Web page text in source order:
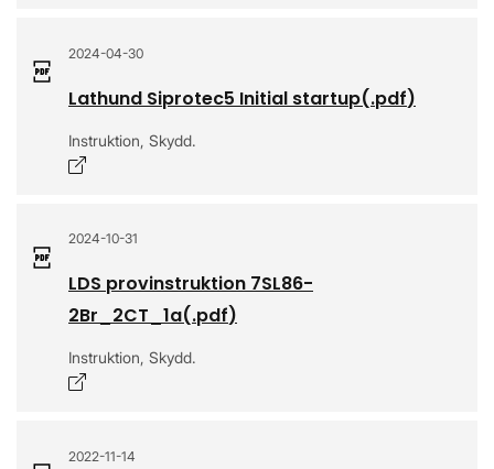
2024-04-30
Lathund Siprotec5 Initial startup(.pdf)
Instruktion, Skydd.
2024-10-31
LDS provinstruktion 7SL86-
2Br_2CT_1a(.pdf)
Instruktion, Skydd.
2022-11-14